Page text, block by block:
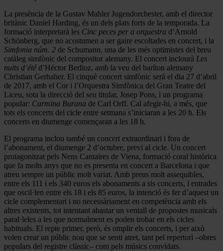
La presència de la Gustav Mahler Jugendorchester, amb el director
britànic Daniel Harding, és un dels plats forts de la temporada. La
formació interpretarà les Cinc peces per a orquestra d’Arnold
Schönberg, que no acostumen a ser gaire escoltades en concert, i la
Simfonia núm. 2 de Schumann, una de les més optimistes del breu
catàleg simfònic del compositor alemany. El concert inclourà Les
nuits d’étéd’Héctor Berlioz, amb la veu del baríton alemany
Christian Gerhaher. El cinquè concert simfònic serà el dia 27 d’abril
de 2017, amb el Cor i l’Orquestra Simfònica del Gran Teatre del
Liceu, sota la direcció del seu titular, Josep Pons, i un programa
popular: Carmina Burana de Carl Orff. Cal afegir-hi, a més, que
tots els concerts del cicle entre setmana s’iniciaran a les 20 h. Els
concerts en diumenge començaran a les 18 h.
El programa inclou també un concert extraordinari i fora de
l’abonament, el diumenge 2 d’octubre, previ al cicle. Un concert
protagonitzat pels Nens Cantaires de Viena, formació coral històrica
que fa molts anys que no es presenta en concert a Barcelona i que
atreu sempre un públic molt variat. Amb preus molt assequibles,
entre els 111 i els 340 euros els abonaments a sis concerts, i entrades
que oscil·len entre els 18 i els 85 euros, la intenció és fer d’aquest un
cicle complementari i no necessàriament en competència amb els
altres existents, tot intentant abastar un ventall de propostes musicals
paral·leles a les que normalment es poden trobar en els cicles
habituals. El repte primer, però, és omplir els concerts, i per això
volen crear un públic nou que se senti atret, tant pel repertori –obres
populars del registre clàssic– com pels músics convidats.